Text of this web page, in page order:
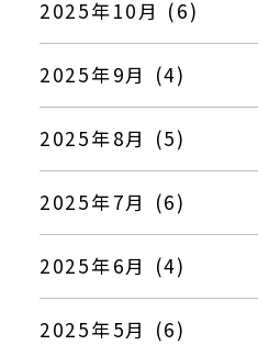
2025年10月 (6)
2025年9月 (4)
2025年8月 (5)
2025年7月 (6)
2025年6月 (4)
2025年5月 (6)